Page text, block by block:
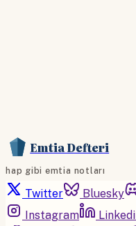
Emtia Defteri
hap gibi emtia notları
Twitter Bluesky
Instagram